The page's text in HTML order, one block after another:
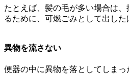
たとえば、髪の毛が多い場合は
るために、可燃ごみとして出した
異物を流さない
便器の中に異物を落としてしま